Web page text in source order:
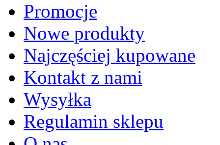
Promocje
Nowe produkty
Najczęściej kupowane
Kontakt z nami
Wysyłka
Regulamin sklepu